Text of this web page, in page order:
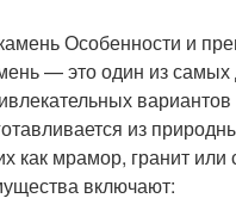
Особенности и
— это один из самых
из
как мрамор, гранит или
включают: